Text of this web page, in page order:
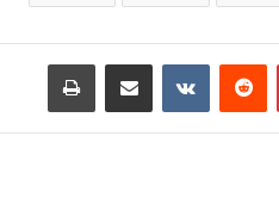
بينتيريست مشاركة عبر البريد طباعة